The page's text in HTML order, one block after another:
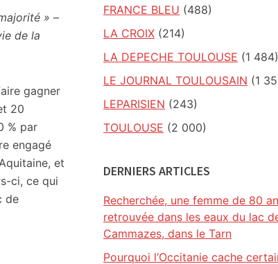
» –
de la
gagner
20
% par
engagé
et
ci, ce qui
de
FRANCE BLEU (488)
LA CROIX (214)
LA DEPECHE TOULOUSE (1 484)
LE JOURNAL TOULOUSAIN (1
LEPARISIEN (243)
TOULOUSE (2 000)
DERNIERS ARTICLES
Recherchée, une femme de 80
retrouvée dans les eaux du lac
Cammazes, dans le Tarn
Pourquoi l’Occitanie cache